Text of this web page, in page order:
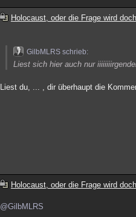
Holocaust, oder die Frage wird
GilbMLRS schrieb:
Liest sich hier auch nur
Liest du, ... , dir überhaupt die
Holocaust, oder die Frage wird
@GilbMLRS